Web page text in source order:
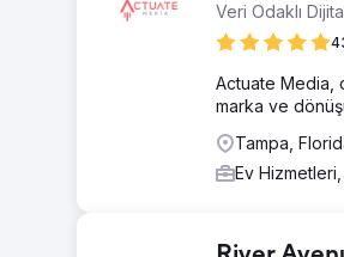
Veri Odaklı
Actuate Media,
marka ve
Tampa,
Ev